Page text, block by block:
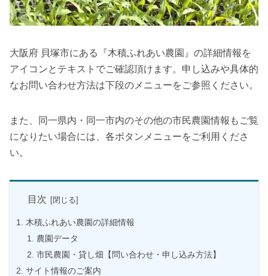
大阪府 貝塚市にある『木積ふれあい農園』の詳細情報を
アイコンとテキストでご確認頂けます。申し込みや具体的
なお問い合わせ方法は下段のメニューをご参照ください。
また、同一県内・同一市内のその他の市民農園情報もご覧
になりたい場合には、各ボタンメニューをご利用くださ
い。
目次
木積ふれあい農園の詳細情報
農園データ
市民農園・貸し畑【問い合わせ・申し込み方法】
サイト情報のご案内